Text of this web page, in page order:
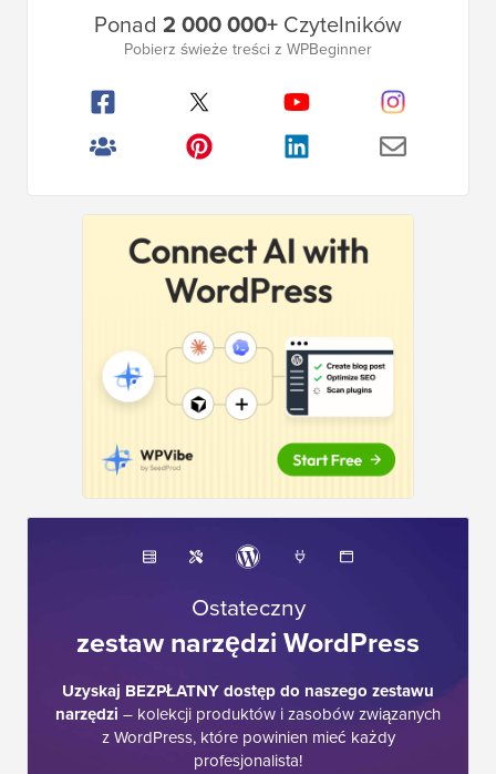
Ponad 2 000 000+ Czytelników
Pobierz świeże treści z WPBeginner
Ostateczny
zestaw narzędzi WordPress
Uzyskaj BEZPŁATNY dostęp do naszego zestawu
narzędzi – kolekcji produktów i zasobów związanych
z WordPress, które powinien mieć każdy
profesjonalista!